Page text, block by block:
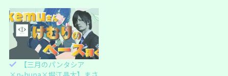
き
ま
す
)
【三月のパンタシア